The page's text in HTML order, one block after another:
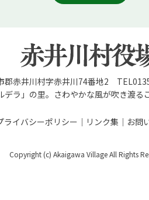
郡赤井川村字赤井川74番地2
ラ」の里。さわやかな風が吹き渡る
ライバシーポリシー リンク集 お問
Copyright (c) Akaigawa Village All Rights